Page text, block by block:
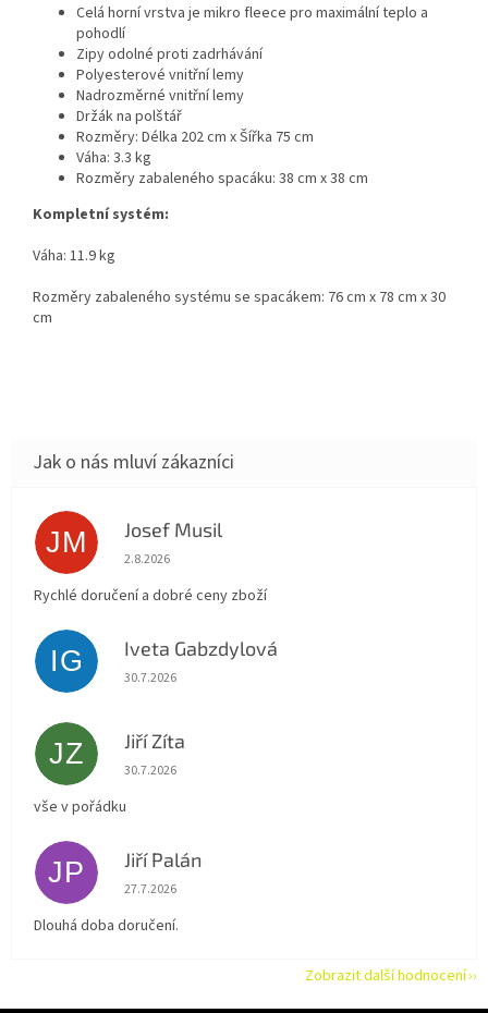
Celá horní vrstva je mikro fleece pro maximální teplo a
pohodlí
Zipy odolné proti zadrhávání
Polyesterové vnitřní lemy
Nadrozměrné vnitřní lemy
Držák na polštář
Rozměry: Délka 202 cm x Šířka 75 cm
Váha: 3.3 kg
Rozměry zabaleného spacáku: 38 cm x 38 cm
Kompletní systém:
Váha: 11.9 kg
Rozměry zabaleného systému se spacákem: 76 cm x 78 cm x 30
cm
JM Josef Musil
Hodnocení obchodu je 5 z 5 hvězdiček.
2.8.2026
Rychlé doručení a dobré ceny zboží
IG Iveta Gabzdylová
Hodnocení obchodu je 5 z 5 hvězdiček.
30.7.2026
JZ Jiří Zíta
Hodnocení obchodu je 5 z 5 hvězdiček.
30.7.2026
vše v pořádku
JP Jiří Palán
Hodnocení obchodu je 5 z 5 hvězdiček.
27.7.2026
Dlouhá doba doručení.
Zobrazit další hodnocení